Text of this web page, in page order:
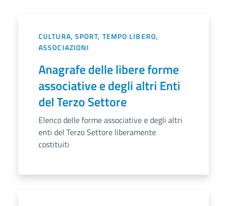
CULTURA, SPORT, TEMPO LIBERO,
ASSOCIAZIONI
Anagrafe delle libere forme
associative e degli altri Enti
del Terzo Settore
Elenco delle forme associative e degli altri
enti del Terzo Settore liberamente
costituiti